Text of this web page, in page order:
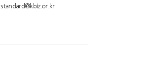
standard@kbiz.or.kr